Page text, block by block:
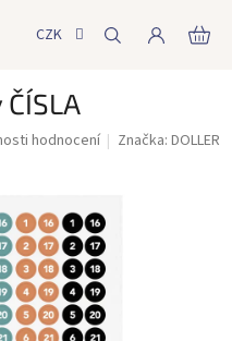
CZK
hodnocení Značka:DOLLER